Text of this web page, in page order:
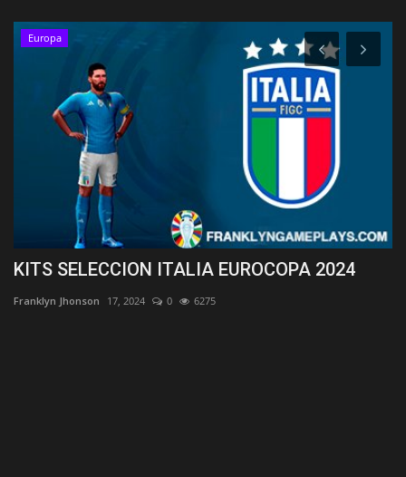
Europa
KITS SELECCION ITALIA EUROCOPA 2024
Franklyn Jhonson 17, 2024 0 6275